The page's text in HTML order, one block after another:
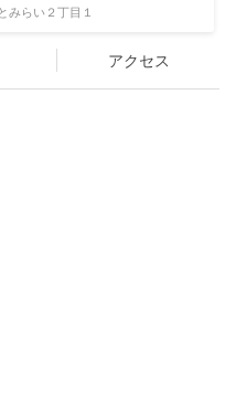
みらい２丁目１
アクセス